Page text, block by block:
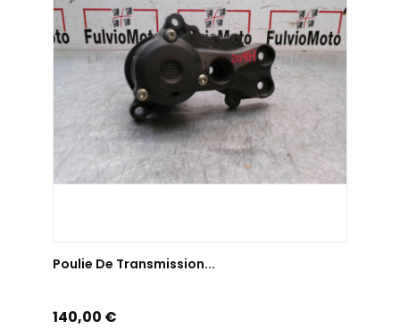
Poulie De Transmission...
Prix
140,00 €